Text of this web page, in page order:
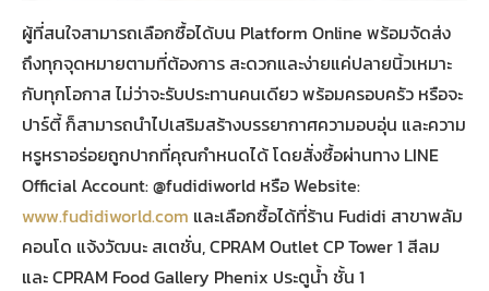
ผู้ที่สนใจสามารถเลือกซื้อได้บน Platform Online พร้อมจัดส่ง
ถึงทุกจุดหมายตามที่ต้องการ สะดวกและง่ายแค่ปลายนิ้วเหมาะ
กับทุกโอกาส ไม่ว่าจะรับประทานคนเดียว พร้อมครอบครัว หรือจะ
ปาร์ตี้ ก็สามารถนำไปเสริมสร้างบรรยากาศความอบอุ่น และความ
หรูหราอร่อยถูกปากที่คุณกำหนดได้ โดยสั่งซื้อผ่านทาง LINE
Official Account: @fudidiworld หรือ Website:
www.fudidiworld.com และเลือกซื้อได้ที่ร้าน Fudidi สาขาพลัม
คอนโด แจ้งวัฒนะ สเตชั่น, CPRAM Outlet CP Tower 1 สีลม
และ CPRAM Food Gallery Phenix ประตูน้ำ ชั้น 1